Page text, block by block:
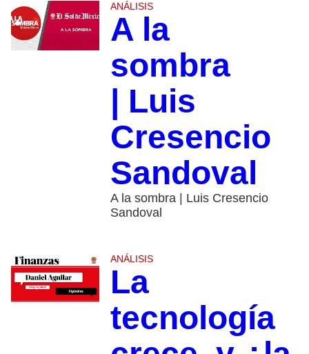
ANÁLISIS
A la
sombra
| Luis
Cresencio
Sandoval
A la sombra | Luis Cresencio
Sandoval
ANÁLISIS
La
tecnología